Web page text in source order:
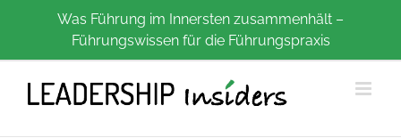
Was Führung im Innersten zusammenhält –
Führungswissen für die Führungspraxis